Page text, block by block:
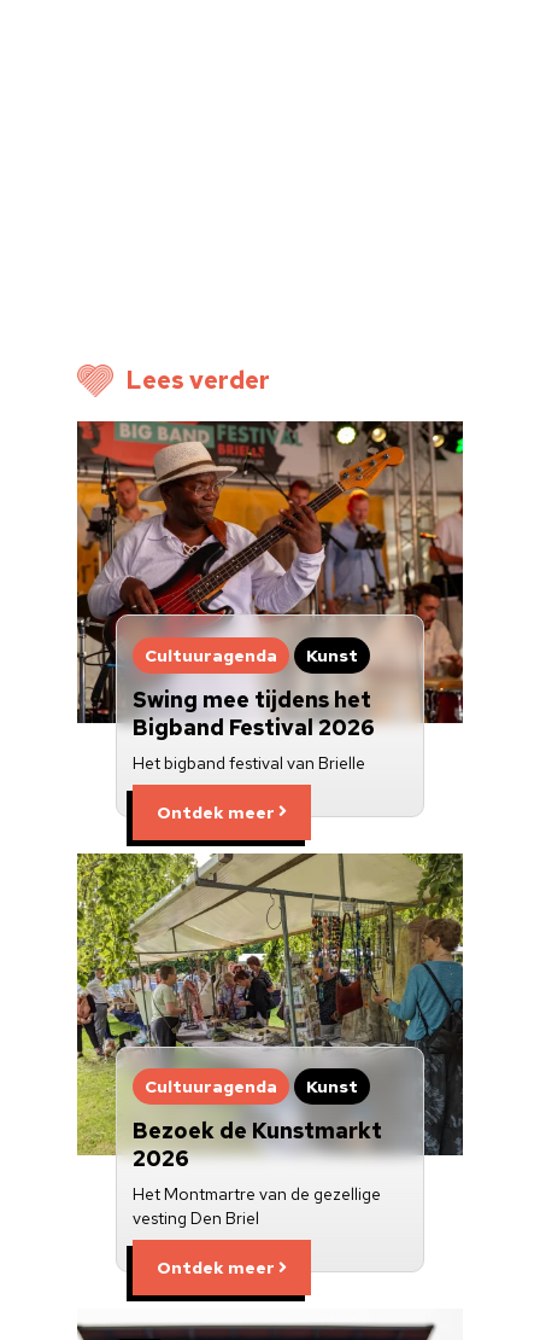
Lees verder
Cultuuragenda Kunst
Swing mee tijdens het
Bigband Festival 2026
Het bigband festival van Brielle
Ontdek meer
Cultuuragenda Kunst
Bezoek de Kunstmarkt
2026
Het Montmartre van de gezellige
vesting Den Briel
Ontdek meer
Nieuwsbrief
Doneren